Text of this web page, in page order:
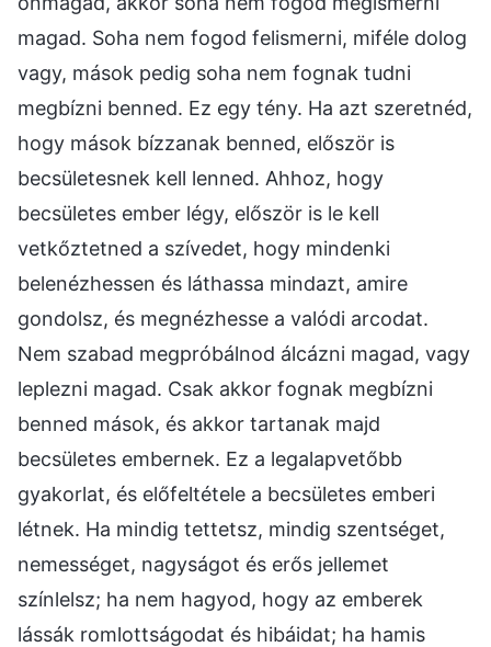
magad. Soha nem fogod felismerni, miféle dolog
vagy, mások pedig soha nem fognak tudni
megbízni benned. Ez egy tény. Ha azt szeretnéd,
hogy mások bízzanak benned, először is
becsületesnek kell lenned. Ahhoz, hogy
becsületes ember légy, először is le kell
vetkőztetned a szívedet, hogy mindenki
belenézhessen és láthassa mindazt, amire
gondolsz, és megnézhesse a valódi arcodat.
Nem szabad megpróbálnod álcázni magad, vagy
leplezni magad. Csak akkor fognak megbízni
benned mások, és akkor tartanak majd
becsületes embernek. Ez a legalapvetőbb
gyakorlat, és előfeltétele a becsületes emberi
létnek. Ha mindig tettetsz, mindig szentséget,
nemességet, nagyságot és erős jellemet
színlelsz; ha nem hagyod, hogy az emberek
lássák romlottságodat és hibáidat; ha hamis